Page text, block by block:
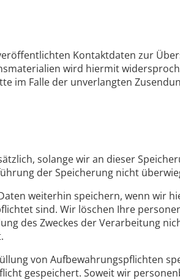
Kontaktdaten zur
wird hiermit
im Falle der unverlangten
solange wir an dieser
der Speicherung nicht
weiterhin speichern, wenn wir
sind. Wir löschen Ihre
des Zweckes der Verarbeitung
von Aufbewahrungspflichten
gespeichert. Soweit wir